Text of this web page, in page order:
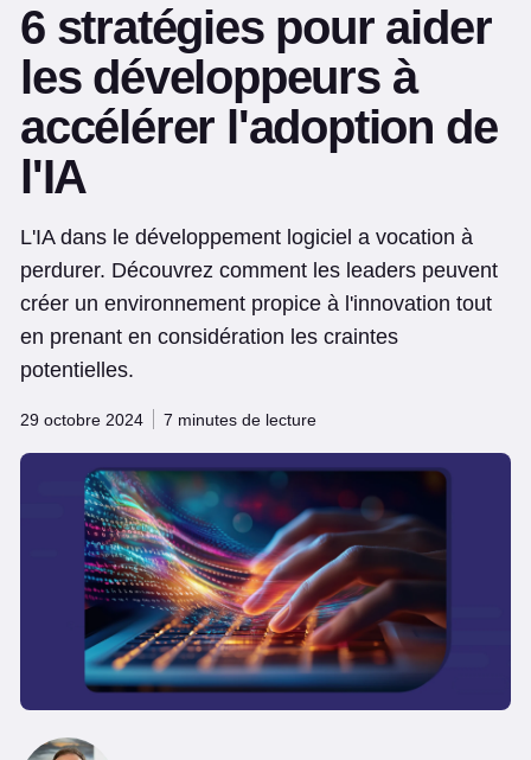
6 stratégies pour aider
les développeurs à
accélérer l'adoption de
l'IA
L'IA dans le développement logiciel a vocation à
perdurer. Découvrez comment les leaders peuvent
créer un environnement propice à l'innovation tout
en prenant en considération les craintes
potentielles.
29 octobre 2024 7 minutes de lecture